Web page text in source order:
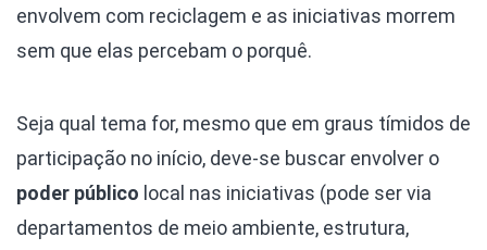
envolvem com reciclagem e as iniciativas morrem
sem que elas percebam o porquê.
Seja qual tema for, mesmo que em graus tímidos de
participação no início, deve-se buscar envolver o
poder público local nas iniciativas (pode ser via
departamentos de meio ambiente, estrutura,